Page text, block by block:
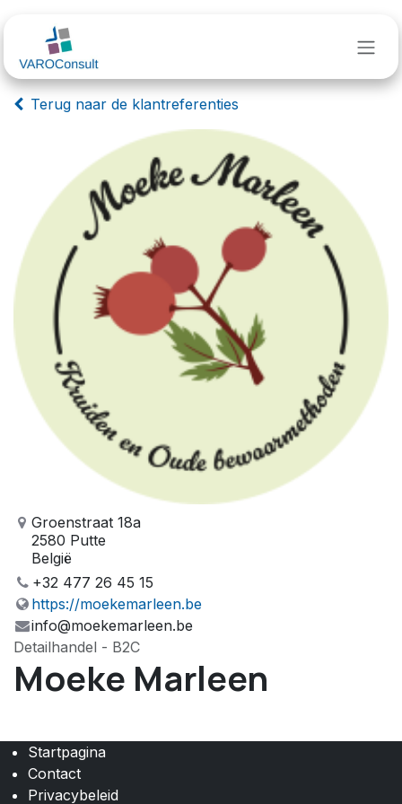
Terug naar de klantreferenties
Groenstraat 18a
2580 Putte
België
+32 477 26 45 15
https://moekemarleen.be
info@moekemarleen.be
Detailhandel - B2C
Moeke Marleen
Startpagina
Contact
Privacybeleid